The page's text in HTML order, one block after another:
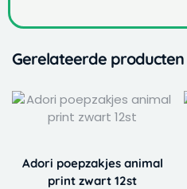
Gerelateerde producten
Adori poepzakjes animal
print zwart 12st